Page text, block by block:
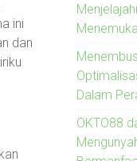
ini
dan
Dalam
OKTO88